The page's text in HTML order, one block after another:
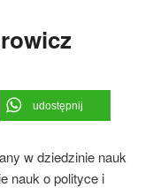
udostępnij
w dziedzinie nauk
nauk o polityce i